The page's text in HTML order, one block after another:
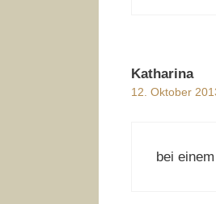
Katharina
12. Oktober
bei